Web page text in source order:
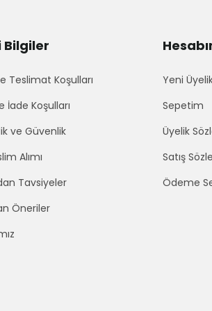
Bilgiler
Teslimat Koşulları
İade Koşulları
ve Güvenlik
Alımı
Tavsiyeler
Öneriler
Yeni
Sepetim
Üyelik
Satış
Ödeme